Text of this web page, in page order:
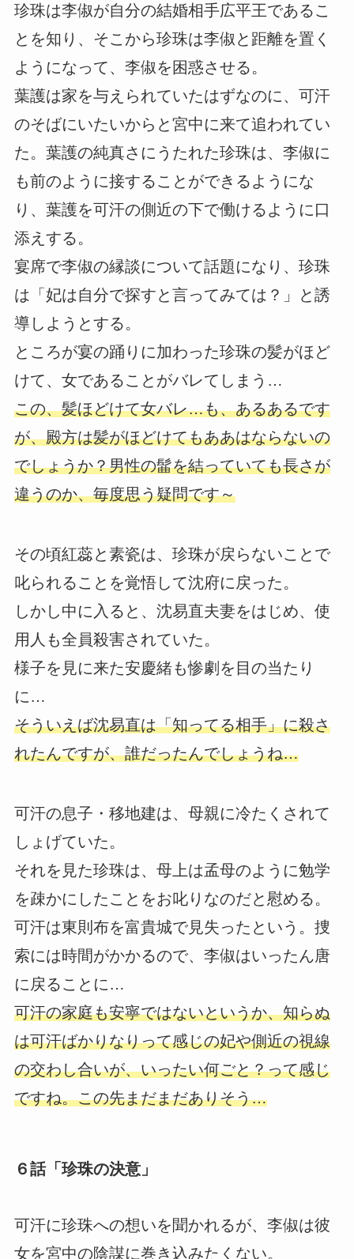
珍珠は李俶が自分の結婚相手広平王であるこ
とを知り、そこから珍珠は李俶と距離を置く
ようになって、李俶を困惑させる。
葉護は家を与えられていたはずなのに、可汗
のそばにいたいからと宮中に来て追われてい
た。葉護の純真さにうたれた珍珠は、李俶に
も前のように接することができるようにな
り、葉護を可汗の側近の下で働けるように口
添えする。
宴席で李俶の縁談について話題になり、珍珠
は「妃は自分で探すと言ってみては？」と誘
導しようとする。
ところが宴の踊りに加わった珍珠の髪がほど
けて、女であることがバレてしまう…
この、髪ほどけて女バレ…も、あるあるです
が、殿方は髪がほどけてもああはならないの
でしょうか？男性の髷を結っていても長さが
違うのか、毎度思う疑問です～
その頃紅蕊と素瓷は、珍珠が戻らないことで
叱られることを覚悟して沈府に戻った。
しかし中に入ると、沈易直夫妻をはじめ、使
用人も全員殺害されていた。
様子を見に来た安慶緒も惨劇を目の当たり
に…
そういえば沈易直は「知ってる相手」に殺さ
れたんですが、誰だったんでしょうね…
可汗の息子・移地建は、母親に冷たくされて
しょげていた。
それを見た珍珠は、母上は孟母のように勉学
を疎かにしたことをお叱りなのだと慰める。
可汗は東則布を富貴城で見失ったという。捜
索には時間がかかるので、李俶はいったん唐
に戻ることに…
可汗の家庭も安寧ではないというか、知らぬ
は可汗ばかりなりって感じの妃や側近の視線
の交わし合いが、いったい何ごと？って感じ
ですね。この先まだまだありそう…
６話「珍珠の決意」
可汗に珍珠への想いを聞かれるが、李俶は彼
女を宮中の陰謀に巻き込みたくない。